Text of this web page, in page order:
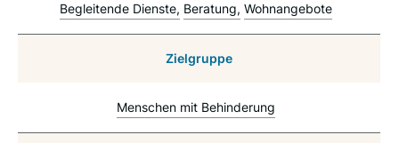
Begleitende Dienste Beratung Wohnangebote
Zielgruppe
Menschen mit Behinderung